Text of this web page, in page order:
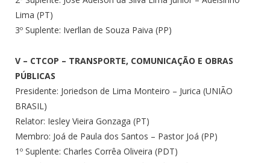
Lima (PT)
3º Suplente: Iverllan de Souza Paiva (PP)
V – CTCOP – TRANSPORTE, COMUNICAÇÃO E OBRAS
PÚBLICAS
Presidente: Joriedson de Lima Monteiro – Jurica (UNIÃO
BRASIL)
Relator: Iesley Vieira Gonzaga (PT)
Membro: Joá de Paula dos Santos – Pastor Joá (PP)
1º Suplente: Charles Corrêa Oliveira (PDT)